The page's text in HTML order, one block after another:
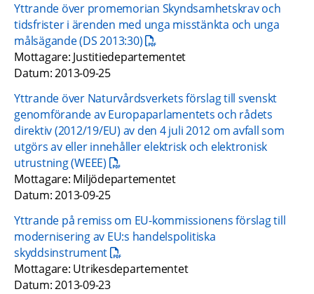
Yttrande över promemorian Skyndsamhetskrav och
tidsfrister i ärenden med unga misstänkta och unga
målsägande (DS 2013:30)pdf, 150.2 kB.
Mottagare: Justitiedepartementet
Datum: 2013-09-25
Yttrande över Naturvårdsverkets förslag till svenskt
genomförande av Europaparlamentets och rådets
direktiv (2012/19/EU) av den 4 juli 2012 om avfall som
utgörs av eller innehåller elektrisk och elektronisk
utrustning (WEEE)pdf, 58.3 kB.
Mottagare: Miljödepartementet
Datum: 2013-09-25
Yttrande på remiss om EU-kommissionens förslag till
modernisering av EU:s handelspolitiska
skyddsinstrumentpdf, 1.4 MB.
Mottagare: Utrikesdepartementet
Datum: 2013-09-23